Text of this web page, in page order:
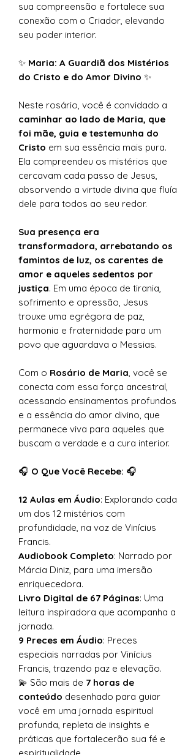
sua compreensão e fortalece sua
conexão com o Criador, elevando
seu poder interior.
✨ Maria: A Guardiã dos Mistérios
do Cristo e do Amor Divino ✨
Neste rosário, você é convidado a
caminhar ao lado de Maria, que
foi mãe, guia e testemunha do
Cristo em sua essência mais pura.
Ela compreendeu os mistérios que
cercavam cada passo de Jesus,
absorvendo a virtude divina que fluía
dele para todos ao seu redor.
Sua presença era
transformadora, arrebatando os
famintos de luz, os carentes de
amor e aqueles sedentos por
justiça. Em uma época de tirania,
sofrimento e opressão, Jesus
trouxe uma egrégora de paz,
harmonia e fraternidade para um
povo que aguardava o Messias.
Com o Rosário de Maria, você se
conecta com essa força ancestral,
acessando ensinamentos profundos
e a essência do amor divino, que
permanece viva para aqueles que
buscam a verdade e a cura interior.
🎧 O Que Você Recebe: 🎧
12 Aulas em Áudio: Explorando cada
um dos 12 mistérios com
profundidade, na voz de Vinícius
Francis.
Audiobook Completo: Narrado por
Márcia Diniz, para uma imersão
enriquecedora.
Livro Digital de 67 Páginas: Uma
leitura inspiradora que acompanha a
jornada.
9 Preces em Áudio: Preces
especiais narradas por Vinícius
Francis, trazendo paz e elevação.
💫 São mais de 7 horas de
conteúdo desenhado para guiar
você em uma jornada espiritual
profunda, repleta de insights e
práticas que fortalecerão sua fé e